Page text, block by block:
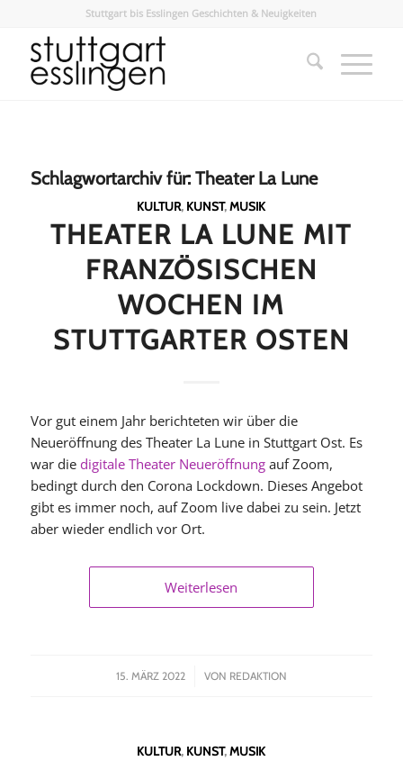
Stuttgart bis Esslingen Geschichten & Neuigkeiten
Schlagwortarchiv für: Theater La Lune
KULTUR, KUNST,MUSIK
THEATER LA LUNE MIT
FRANZÖSISCHEN
WOCHEN IM
STUTTGARTER OSTEN
Vor gut einem Jahr berichteten wir über die
Neueröffnung des Theater La Lune in Stuttgart Ost. Es
war die digitale Theater Neueröffnungauf Zoom,
bedingt durch den Corona Lockdown. Dieses Angebot
gibt es immer noch, auf Zoom live dabei zu sein. Jetzt
aber wieder endlich vor Ort.
Weiterlesen
15. MÄRZ 2022
/ VON REDAKTION
KULTUR, KUNST,MUSIK